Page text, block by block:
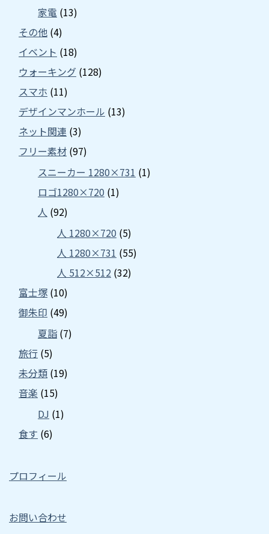
家電 (13)
その他 (4)
イベント (18)
ウォーキング (128)
スマホ (11)
デザインマンホール (13)
ネット関連 (3)
フリー素材 (97)
スニーカー 1280×731 (1)
ロゴ1280×720 (1)
人 (92)
人 1280×720 (5)
人 1280×731 (55)
人 512×512 (32)
富士塚 (10)
御朱印 (49)
夏詣 (7)
旅行 (5)
未分類 (19)
音楽 (15)
DJ (1)
食す (6)
プロフィール
お問い合わせ